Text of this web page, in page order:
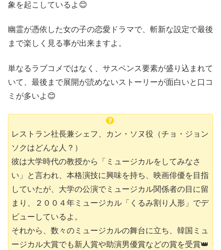
象を起こしているよ😊
幽霊が憑依した女の子の恋愛ドラマで、斬新な設定で最後
まで楽しく見る事が出来ますよ。
単なるラブコメではなく、サスペンス要素が盛り込まれて
いて、最後まで展開が読めないストーリーが面白いと口コ
ミが多いよ😊
レストラン社長兼シェフ、カン・ソヌ役（チョ・ジョン
ソクはどんな人？）
彼は大学時代の教授から「ミュージカルをしてみなさ
い」と言われ、本格演技に興味を持ち、映画俳優を目指
していたが、大学の公演でミュージカル関係者の目に留
まり、２００４年ミュージカル「くるみ割り人形」でデ
ビューしているよ。
それから、数々のミュージカルの舞台に立ち、韓国ミュ
ージカル大賞でも新人賞や助演男優賞などの賞を受賞👑